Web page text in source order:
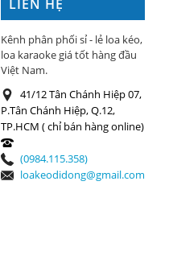
LIÊN HỆ
Kênh phân phối sỉ - lẻ loa kéo,
loa karaoke giá tốt hàng đầu
Việt Nam.
41/12 Tân Chánh Hiệp 07,
P.Tân Chánh Hiệp, Q.12,
TP.HCM ( chỉ bán hàng online)
(0984.115.358)
loakeodidong@gmail.com